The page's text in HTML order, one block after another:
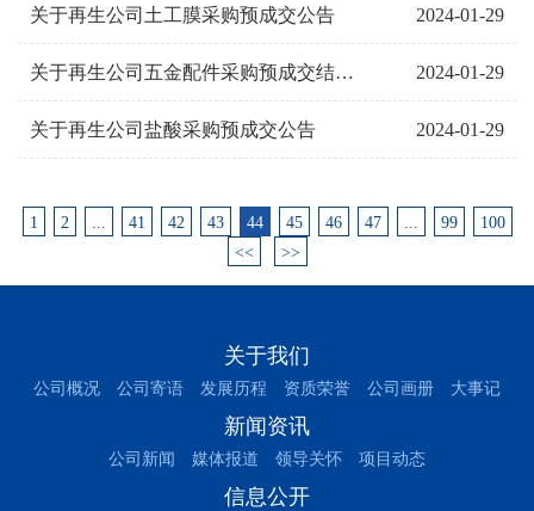
关于再生公司土工膜采购预成交公告 2024-01-29
关于再生公司五金配件采购预成交结果公示 2024-01-29
关于再生公司盐酸采购预成交公告 2024-01-29
1 2 ... 41 42 43 44 45 46 47 ... 99
100
<<
>>
关于我们
公司概况 公司寄语 发展历程 资质荣誉 公司画册 大事记
新闻资讯
公司新闻 媒体报道 领导关怀 项目动态
信息公开